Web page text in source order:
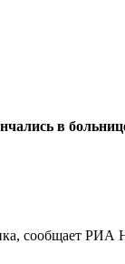
в
сообщает РИА